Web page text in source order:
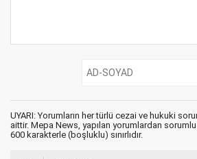
UYARI: Yorumların her türlü cezai ve hukuki
aittir. Mepa News, yapılan yorumlardan
600 karakterle (boşluklu) sınırlıdır.